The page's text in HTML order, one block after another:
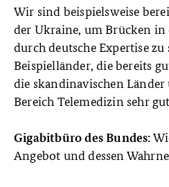
Wir sind beispielsweise
der Ukraine, um Brücken in
durch deutsche Expertise zu
Beispielländer, die bereits
die skandinavischen
Bereich Telemedizin sehr
Gigabitbüro des Bundes:
Angebot und dessen